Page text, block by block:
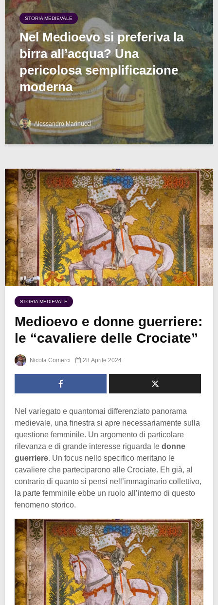
STORIA MEDIEVALE
Nel Medioevo si preferiva la
birra all’acqua? Una
pericolosa semplificazione
moderna
Alessandro Marinucci
STORIA MEDIEVALE
Medioevo e donne guerriere:
le “cavaliere delle Crociate”
Nicola Comerci 28 Aprile 2024
Nel variegato e quantomai differenziato panorama
medievale, una finestra si apre necessariamente sulla
questione femminile. Un argomento di particolare
rilevanza e di grande interesse riguarda le donne
guerriere. Un focus nello specifico meritano le
cavaliere che parteciparono alle Crociate. Eh già, al
contrario di quanto si pensi nell’immaginario collettivo,
la parte femminile ebbe un ruolo all’interno di questo
fenomeno storico.